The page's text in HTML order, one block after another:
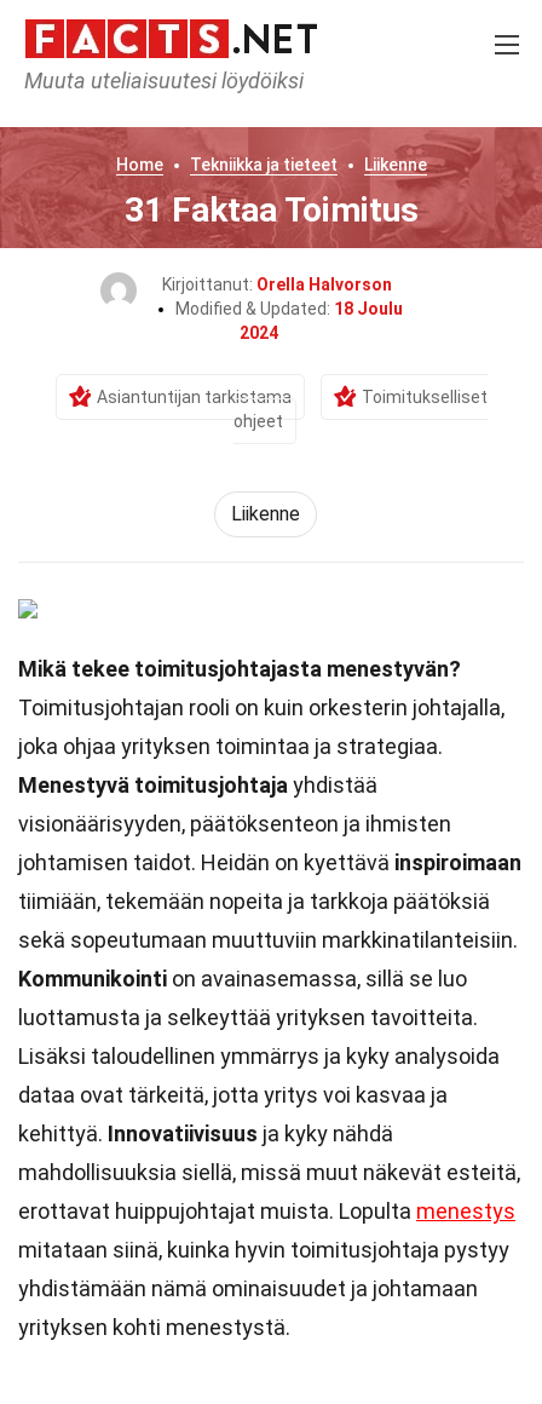
Muuta uteliaisuutesi löydöiksi
Home Tekniikka ja tieteet Liikenne
31 Faktaa Toimitus
Kirjoittanut: Orella Halvorson
Modified & Updated: 18 Joulu
2024
Asiantuntijan tarkistama
Toimitukselliset
ohjeet
Liikenne
Mikä tekee toimitusjohtajasta menestyvän?
Toimitusjohtajan rooli on kuin orkesterin johtajalla,
joka ohjaa yrityksen toimintaa ja strategiaa.
Menestyvä toimitusjohtaja yhdistää
visionäärisyyden, päätöksenteon ja ihmisten
johtamisen taidot. Heidän on kyettävä inspiroimaan
tiimiään, tekemään nopeita ja tarkkoja päätöksiä
sekä sopeutumaan muuttuviin markkinatilanteisiin.
Kommunikointi on avainasemassa, sillä se luo
luottamusta ja selkeyttää yrityksen tavoitteita.
Lisäksi taloudellinen ymmärrys ja kyky analysoida
dataa ovat tärkeitä, jotta yritys voi kasvaa ja
kehittyä. Innovatiivisuus ja kyky nähdä
mahdollisuuksia siellä, missä muut näkevät esteitä,
erottavat huippujohtajat muista. Lopulta menestys
mitataan siinä, kuinka hyvin toimitusjohtaja pystyy
yhdistämään nämä ominaisuudet ja johtamaan
yrityksen kohti menestystä.